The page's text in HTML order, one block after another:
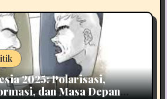
2025: Polarisasi,
dan Masa Depan